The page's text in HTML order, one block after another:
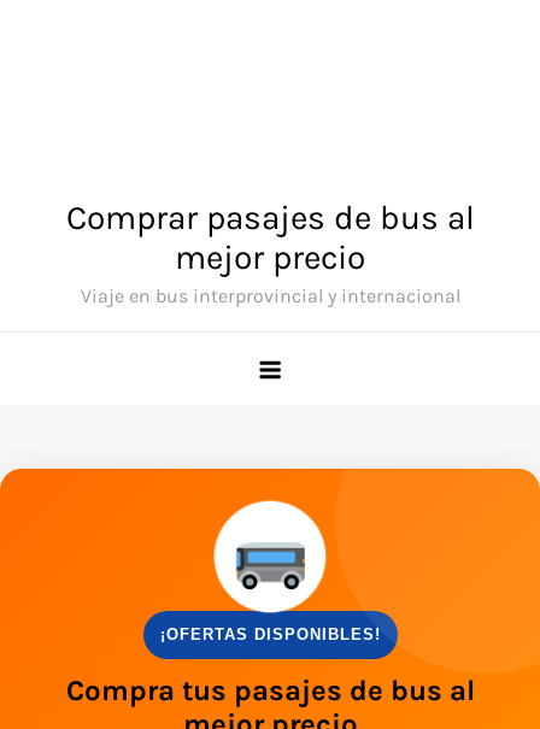
Comprar pasajes de bus al
mejor precio
Viaje en bus interprovincial y internacional
¡OFERTAS DISPONIBLES!
Compra tus pasajes de bus al